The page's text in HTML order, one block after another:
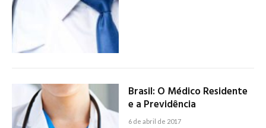
Brasil: O Médico Residente
e a Previdência
6 de abril de 2017